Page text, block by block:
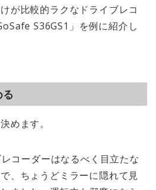
が比較的ラク なドライブレコ
S36GS1」を例に紹介し
めます。
コーダーはなるべく 目立たな
、ちょうどミラーに隠れて見